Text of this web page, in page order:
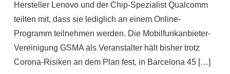
Hersteller Lenovo und der Chip-Spezialist Qualcomm
teilten mit, dass sie lediglich an einem Online-
Programm teilnehmen werden. Die Mobilfunkanbieter-
Vereinigung GSMA als Veranstalter hält bisher trotz
Corona-Risiken an dem Plan fest, in Barcelona 45 […]